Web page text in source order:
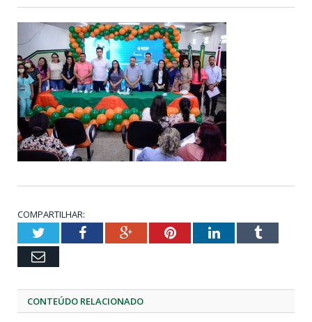
COMPARTILHAR:
TwitterFacebookGoogle+PinterestLinkedInTumblr
Email
CONTEÚDO RELACIONADO